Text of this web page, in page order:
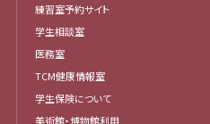
練習室予約サイト
学生相談室
医務室
TCM健康情報室
学生保険について
美術館・博物館利用